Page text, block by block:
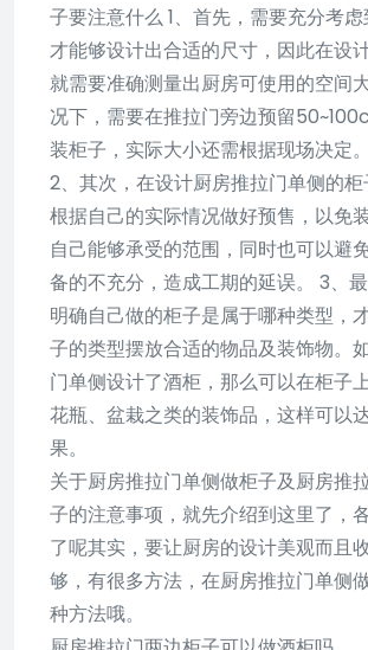
子要注意什么 1、首先，需要充分考
才能够设计出合适的尺寸，因此在设
就需要准确测量出厨房可使用的空间
况下，需要在推拉门旁边预留
装柜子，实际大小还需根据现场决定。
2、其次，在设计厨房推拉门单侧的
根据自己的实际情况做好预售，以免
自己能够承受的范围，同时也可以避
备的不充分，造成工期的延误。 3、
明确自己做的柜子是属于哪种类型，
子的类型摆放合适的物品及装饰物。
门单侧设计了酒柜，那么可以在柜子
花瓶、盆栽之类的装饰品，这样可以
果。
关于厨房推拉门单侧做柜子及厨房推
子的注意事项，就先介绍到这里了，
了呢其实，要让厨房的设计美观而且
够，有很多方法，在厨房推拉门单侧
种方法哦。